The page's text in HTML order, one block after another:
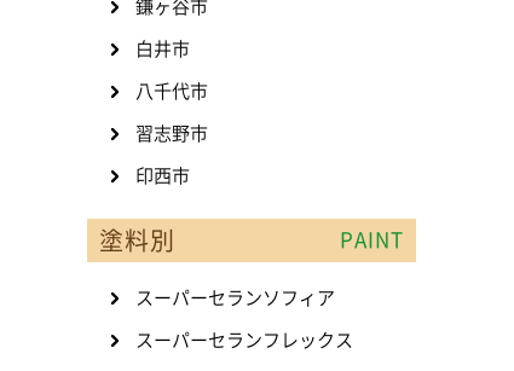
鎌ヶ谷市
白井市
八千代市
習志野市
印西市
塗料別 PAINT
スーパーセランソフィア
スーパーセランフレックス